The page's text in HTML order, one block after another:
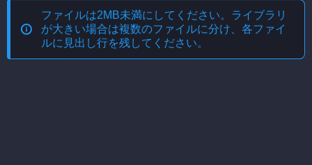
ファイルは2MB未満にしてください。ライブラリ
が大きい場合は複数のファイルに分け、各ファイ
ルに見出し行を残してください。